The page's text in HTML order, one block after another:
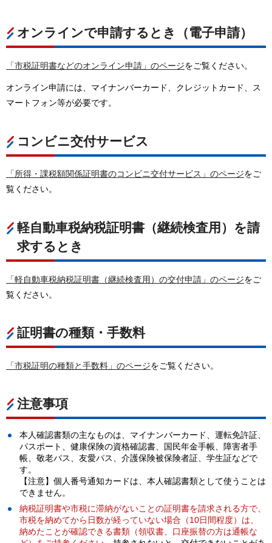
オンラインで申請するとき（電子申請）
「市税証明書などのオンライン申請」のページをご覧ください。
オンライン申請には、マイナンバーカード、クレジットカード、ス
マートフォン等が必要です。
コンビニ交付サービス
「所得・課税額関係証明書のコンビニ交付サービス」のページをご
覧ください。
軽自動車税納税証明書（継続検査用）を請
求するとき
「軽自動車税納税証明書（継続検査用）の交付申請」のページをご
覧ください。
証明書の種類・手数料
「市税証明の種類と手数料」のページをご覧ください。
注意事項
本人確認書類の主なものは、マイナンバーカード、運転免許証、
パスポート、健康保険の資格確認書、国民年金手帳、障害者手
帳、敬老パス、友愛パス、介護保険被保険者証、学生証などで
す。
【注意】個人番号通知カードは、本人確認書類として使うことは
できません。
納税証明書や市税に滞納がないことの証明書を請求される方で、
市税を納めてから日数が経っていない場合（10日間程度）は、
納めたことが確認できる書類（領収書、口座振替の方は通帳な